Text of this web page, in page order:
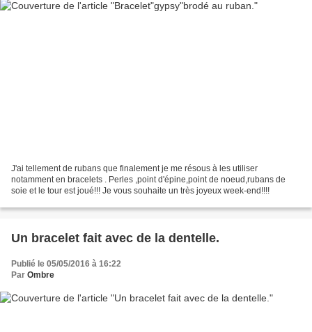
J'ai tellement de rubans que finalement je me résous à les utiliser
notamment en bracelets . Perles ,point d'épine,point de noeud,rubans de
soie et le tour est joué!!! Je vous souhaite un très joyeux week-end!!!!
Un bracelet fait avec de la dentelle.
Publié le 05/05/2016 à 16:22
Par Ombre